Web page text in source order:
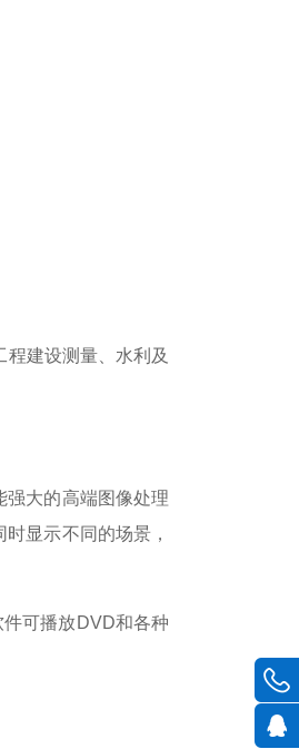
建设测量、水利及
强大的高端图像处理
显示不同的场景，
可播放DVD和各种